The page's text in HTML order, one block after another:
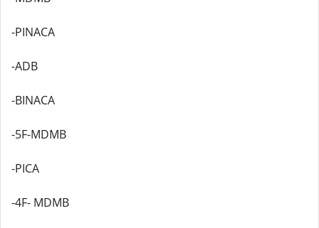
-PINACA
-ADB
-BINACA
-5F-MDMB
-PICA
-4F- MDMB